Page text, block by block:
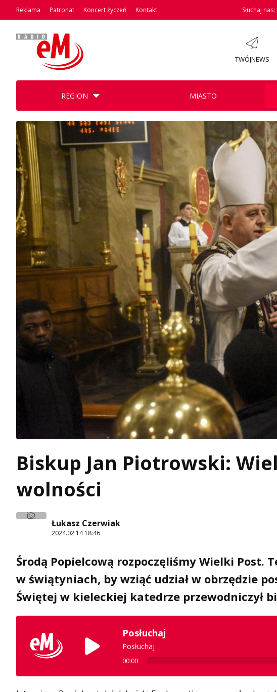
Reklama Patronat Koncert życzeń Kontakt Słuchaj
TWÓJNEWS
REGION MIASTO
Biskup Jan Piotrowski:
wolności
Łukasz Czerwiak
2024.02.14 18:46
Środą Popielcową rozpoczęliśmy Wielki Post.
w świątyniach, by wziąć udział w obrzędzie
Świętej w kieleckiej katedrze przewodniczył
Posłuchaj
Posłuchaj
00:00